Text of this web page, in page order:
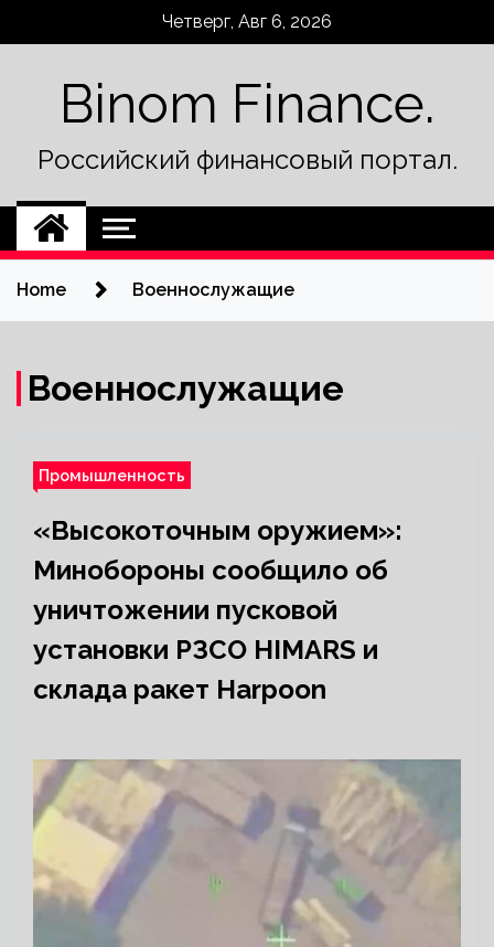
Четверг, Авг 6, 2026
Binom Finance.
Российский финансовый портал.
Home Военнослужащие
Военнослужащие
Промышленность
«Высокоточным оружием»:
Минобороны сообщило об
уничтожении пусковой
установки РЗСО HIMARS и
склада ракет Harpoon